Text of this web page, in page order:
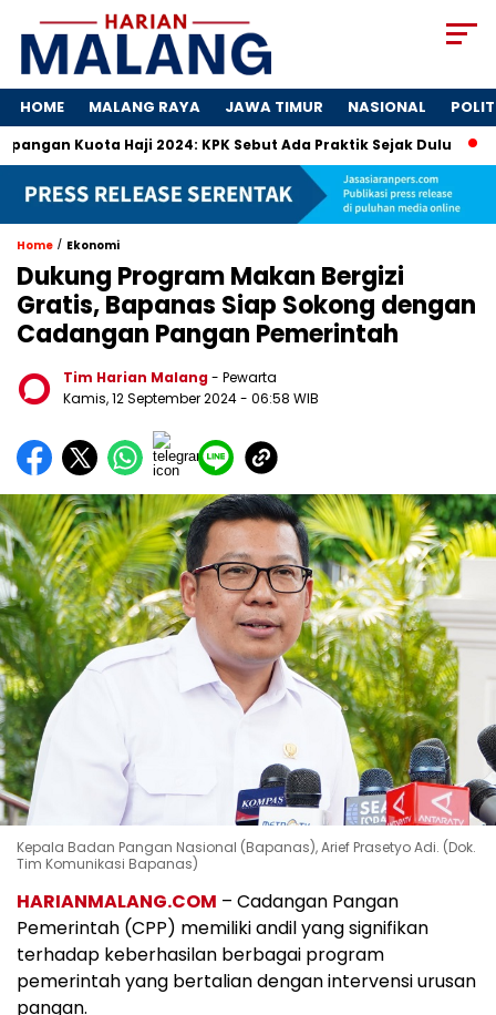
HOME MALANG RAYA JAWA TIMUR NASIONAL
Haji 2024: KPK Sebut Ada Praktik Sejak Dulu Dosa-
Home / Ekonomi
Dukung Program Makan Bergizi
Gratis, Bapanas Siap Sokong dengan
Cadangan Pangan Pemerintah
Tim Harian Malang- Pewarta
Kamis, 12 September 2024- 06:58 WIB
Kepala Badan Pangan Nasional (Bapanas), Arief Prasetyo Adi. (Dok.
Tim Komunikasi Bapanas)
HARIANMALANG.COM – Cadangan Pangan
Pemerintah (CPP) memiliki andil yang signifikan
terhadap keberhasilan berbagai program
pemerintah yang bertalian dengan intervensi urusan
pangan.